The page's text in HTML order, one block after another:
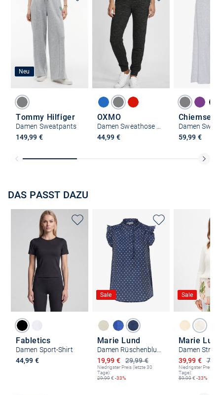
Neu
Tommy Hilfiger
Damen Sweatpants
149,99 €
OXMO
44,99 €
Chiemsee
Damen
59,99 €
DAS PASST DAZU
Fabletics
Damen Sport-Shirt
44,99 €
Sale
Marie Lund
29,99 €
Ermäßigter Preis
19,99 €
Niedrigster Preis (letzte 30
Tage):
29,99€ -33%
Sale
Marie
Damen
Ermäßigter
39,99 €
Niedrigster Preis
Tage):
59,99€ -33%